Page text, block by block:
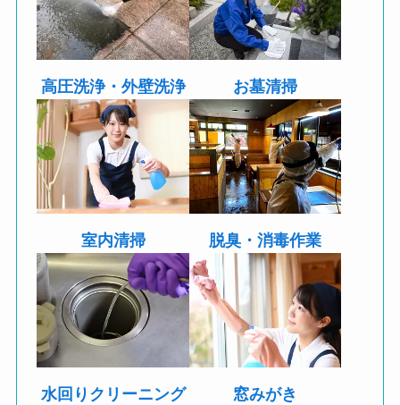
高圧洗浄・外壁洗浄 お墓清掃
室内清掃 脱臭・消毒作業
水回りクリーニング 窓みがき